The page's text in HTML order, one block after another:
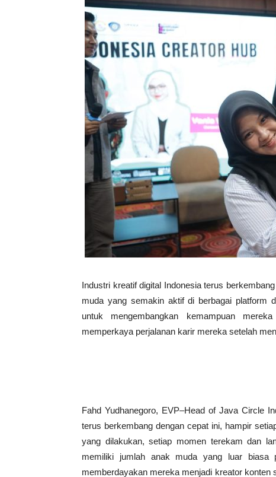
Industri kreatif digital Indonesia terus
muda yang semakin aktif di berbagai platform
untuk mengembangkan kemampuan
memperkaya perjalanan karir mereka setelah
Fahd Yudhanegoro, EVP–Head of Java Circle
terus berkembang dengan cepat ini, hampir
yang dilakukan, setiap momen terekam dan
memiliki jumlah anak muda yang luar biasa
memberdayakan mereka menjadi kreator